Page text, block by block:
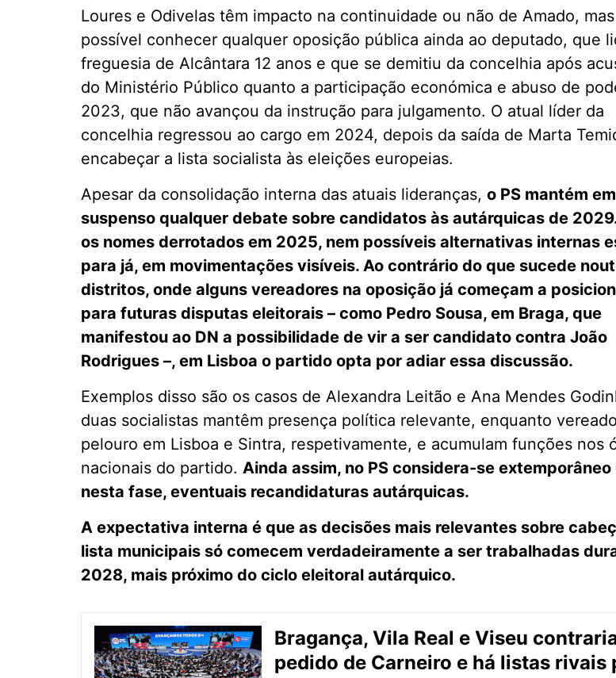
Loures e Odivelas têm impacto na continuidade ou não de Amado,
possível conhecer qualquer oposição pública ainda ao deputado, que
freguesia de Alcântara 12 anos e que se demitiu da concelhia após
do Ministério Público quanto a participação económica e abuso de
2023, que não avançou da instrução para julgamento. O atual líder da
concelhia regressou ao cargo em 2024, depois da saída de Marta
encabeçar a lista socialista às eleições europeias.
Apesar da consolidação interna das atuais lideranças, o PS mantém em
suspenso qualquer debate sobre candidatos às autárquicas de
os nomes derrotados em 2025, nem possíveis alternativas internas
para já, em movimentações visíveis. Ao contrário do que sucede
distritos, onde alguns vereadores na oposição já começam a
para futuras disputas eleitorais – como Pedro Sousa, em Braga, que
manifestou ao DN a possibilidade de vir a ser candidato contra João
Rodrigues –, em Lisboa o partido opta por adiar essa discussão.
Exemplos disso são os casos de Alexandra Leitão e Ana Mendes
duas socialistas mantêm presença política relevante, enquanto
pelouro em Lisboa e Sintra, respetivamente, e acumulam funções nos
nacionais do partido. Ainda assim, no PS considera-se
nesta fase, eventuais recandidaturas autárquicas.
A expectativa interna é que as decisões mais relevantes sobre
lista municipais só comecem verdadeiramente a ser trabalhadas
2028, mais próximo do ciclo eleitoral autárquico.
Bragança, Vila Real e Viseu
pedido de Carneiro e há listas rivais